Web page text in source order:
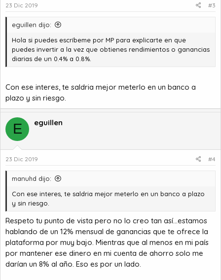
23 Dic 2019 #3
eguillen dijo:
Hola si puedes escríbeme por MP para explicarte en que
puedes invertir a la vez que obtienes rendimientos o ganancias
diarias de un 0.4% a 0.8%.
Con ese interes, te saldria mejor meterlo en un banco a
plazo y sin riesgo.
E eguillen
23 Dic 2019 #4
manuhd dijo:
Con ese interes, te saldria mejor meterlo en un banco a plazo
y sin riesgo.
Respeto tu punto de vista pero no lo creo tan así...estamos
hablando de un 12% mensual de ganancias que te ofrece la
plataforma por muy bajo. Mientras que al menos en mi país
por mantener ese dinero en mi cuenta de ahorro solo me
darían un 8% al año. Eso es por un lado.